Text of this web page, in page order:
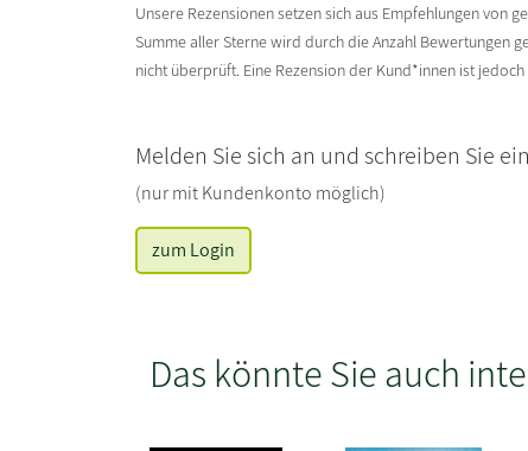
Unsere Rezensionen setzen sich aus Empfehlungen von
Summe aller Sterne wird durch die Anzahl Bewertungen
nicht überprüft. Eine Rezension der Kund*innen ist
Melden Sie sich an und schreiben Sie
(nur mit Kundenkonto möglich)
zum Login
Das könnte Sie auch